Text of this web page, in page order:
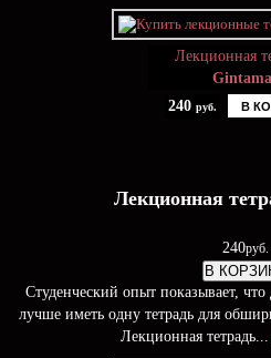
Лекционная
Gintama
240 руб. В
Лекционная
240руб.
В
Студенческий опыт показывает, что
лучше иметь одну тетрадь для
Лекционная тетрадь...